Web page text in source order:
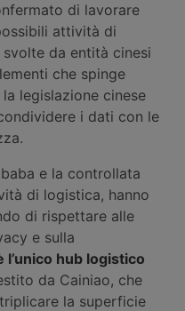
di lavorare
attività di
da entità cinesi
che spinge
la legislazione cinese
i dati con le
e la controllata
di logistica, hanno
di rispettare alle
e sulla
l’unico hub logistico
da Cainiao, che
la superficie